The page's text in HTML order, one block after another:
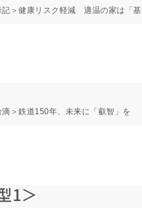
記＞健康リスク軽減 適温の家は「基
滴＞鉄道150年、未来に「叡智」を
1＞